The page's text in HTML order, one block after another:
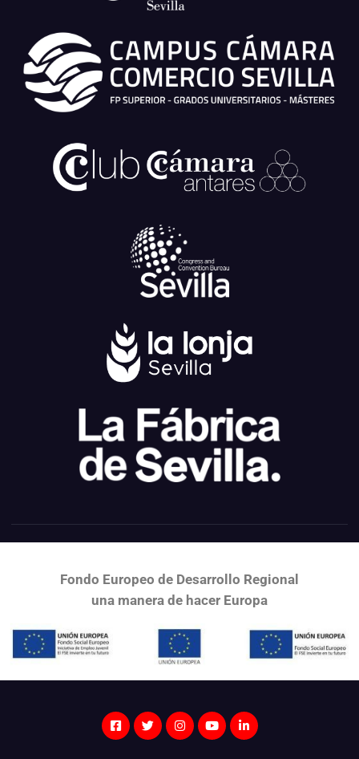
Fondo Europeo de Desarrollo Regional
una manera de hacer Europa